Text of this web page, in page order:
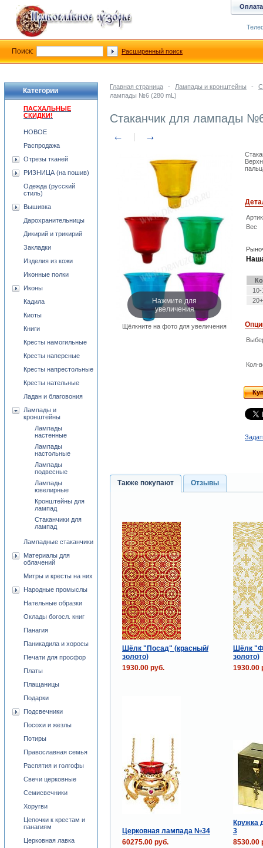
Главная страница - Лампады и кронштейны -
лампады №6 (280 mL)
Стаканчик для лампады
← →
Нажмите для
увеличения
Щёлкните на фото для увеличения
Вес
Кол-
Также покупают Отзывы
Шёлк "Посад" (красный/
золото)
Шёлк
золото)
1930.00 руб.
1930.00
Церковная лампада №34
Кружка
3
60275.00 руб.
8530.00
Категории
ПАСХАЛЬНЫЕ
СКИДКИ!
НОВОЕ
Распродажа
Отрезы тканей
РИЗНИЦА (на пошив)
Одежда (русский
стиль)
Вышивка
Дарохранительницы
Дикирий и трикирий
Закладки
Изделия из кожи
Иконные полки
Иконы
Кадила
Киоты
Книги
Кресты намогильные
Кресты наперсные
Кресты напрестольные
Кресты нательные
Ладан и благовония
Лампады и
кронштейны
Лампады
настенные
Лампады
настольные
Лампады
подвесные
Лампады
ювелирные
Кронштейны для
лампад
Стаканчики для
лампад
Лампадные стаканчики
Материалы для
облачений
Митры и кресты на них
Народные промыслы
Нательные образки
Оклады богосл. книг
Панагия
Паникадила и хоросы
Печати для просфор
Платы
Плащаницы
Подарки
Подсвечники
Посохи и жезлы
Потиры
Православная семья
Распятия и голгофы
Свечи церковные
Семисвечники
Хоругви
Цепочки к крестам и
панагиям
Церковная лавка
Оплата
Поиск: Расширенный поиск